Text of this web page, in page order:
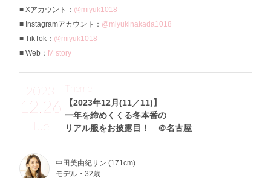
Xアカウント： @miyuk1018
Instagramアカウント： @miyukinakada1018
TikTok： @miyuk1018
Web： M story
2023
12.26
Tue
【2023年12月(11／11)】
一年を締めくくる冬本番の
リアル服をお披露目！ ＠名古屋
Theme
中田美由紀サン (171cm)
モデル・32歳